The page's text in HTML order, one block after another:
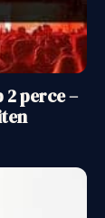
2 perce –